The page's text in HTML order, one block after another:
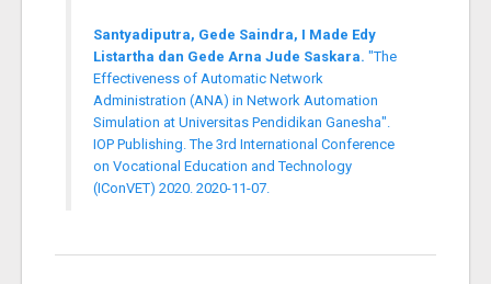
Santyadiputra, Gede Saindra, I Made Edy
Listartha dan Gede Arna Jude Saskara. "The
Effectiveness of Automatic Network
Administration (ANA) in Network Automation
Simulation at Universitas Pendidikan Ganesha".
IOP Publishing. The 3rd International Conference
on Vocational Education and Technology
(IConVET) 2020. 2020-11-07.